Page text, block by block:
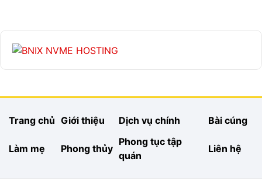
Trang chủ Giới thiệu Dịch vụ chính Bài cúng
Làm mẹ Phong thủy
Phong tục tập
quán
Liên hệ